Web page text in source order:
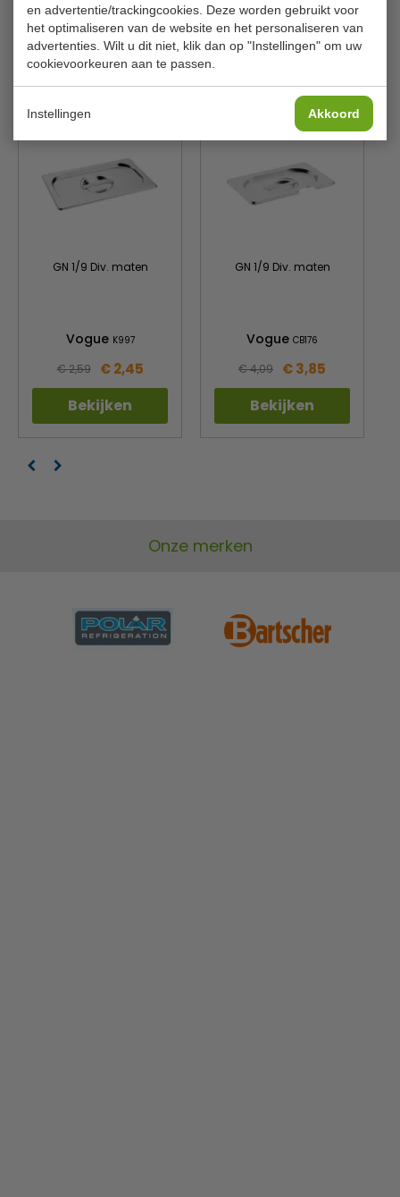
en advertentie/trackingcookies. Deze worden gebruikt voor
het optimaliseren van de website en het personaliseren van
advertenties. Wilt u dit niet, klik dan op "Instellingen" om uw
cookievoorkeuren aan te passen.
Instellingen Akkoord
Materiaal
RVS
Gerelateerde producten
GN 1/9 Div. maten
Vogue K997
€ 2,59 € 2,45
Bekijken
GN 1/9 Div. maten
Vogue CB176
€ 4,09 € 3,85
Bekijken
Onze merken